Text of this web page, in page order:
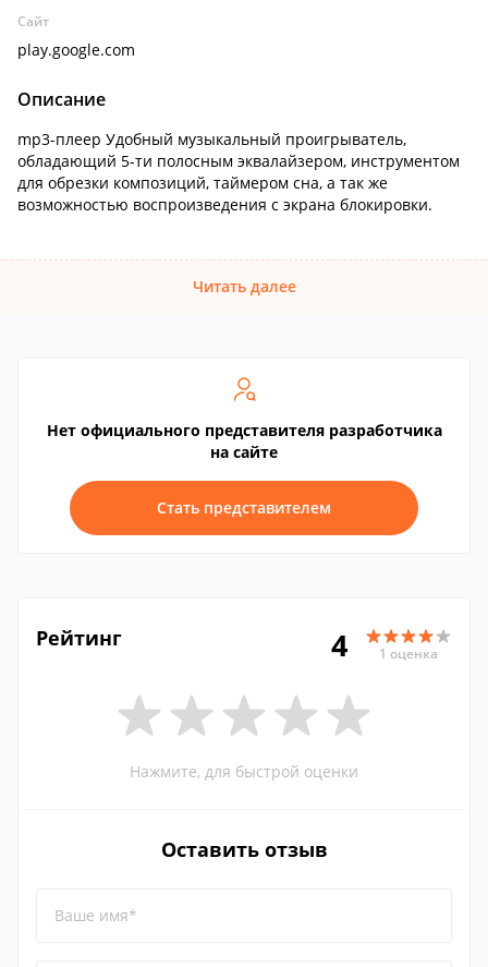
Сайт
play.google.com
Описание
mp3-плеер Удобный музыкальный проигрыватель,
обладающий 5-ти полосным эквалайзером, инструментом
для обрезки композиций, таймером сна, а так же
возможностью воспроизведения с экрана блокировки.
Читать далее
Нет официального представителя разработчика
на сайте
Стать представителем
Рейтинг 4 1 оценка
Нажмите, для быстрой оценки
Оставить отзыв
Ваше имя*